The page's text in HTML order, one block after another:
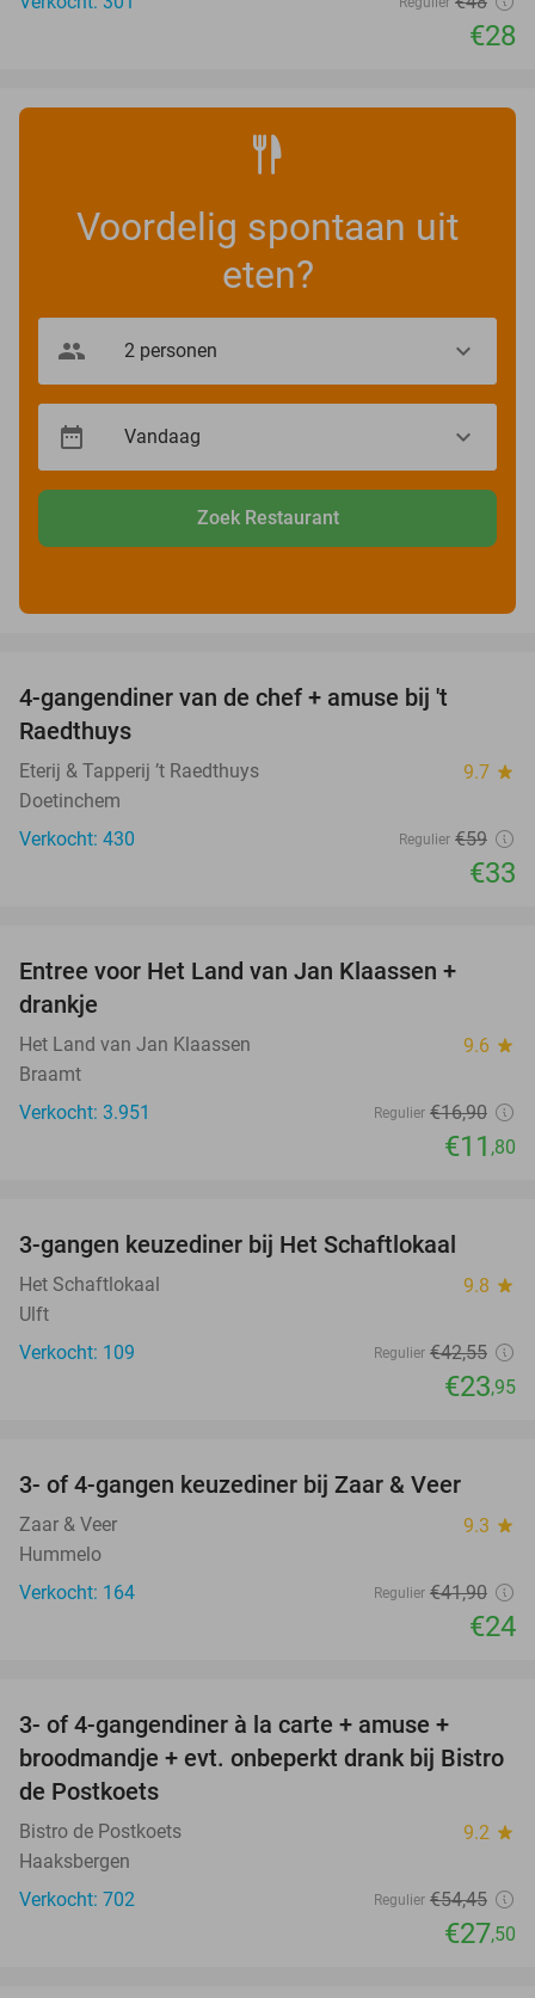
€28
Voordelig spontaan uit
eten?
Zoek Restaurant
4-gangendiner van de chef + amuse bij 't
Raedthuys
Eterij & Tapperij ’t Raedthuys 9.7 star
Doetinchem
Verkocht: 430
Regulier €59
€33
Entree voor Het Land van Jan Klaassen +
drankje
Het Land van Jan Klaassen 9.6 star
Braamt
Verkocht: 3.951
Regulier €16,90
€11 ,80
3-gangen keuzediner bij Het Schaftlokaal
Het Schaftlokaal 9.8 star
Ulft
Verkocht: 109
Regulier €42,55
€23,95
3- of 4-gangen keuzediner bij Zaar & Veer
Zaar & Veer 9.3 star
Hummelo
Verkocht: 164
Regulier €41,90
€24
3- of 4-gangendiner à la carte + amuse +
broodmandje + evt. onbeperkt drank bij Bistro
de Postkoets
Bistro de Postkoets 9.2 star
Haaksbergen
Verkocht: 702
Regulier €54,45
€27,50